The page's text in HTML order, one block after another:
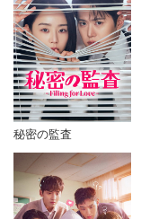
秘密の監査